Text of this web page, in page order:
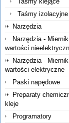
Taśmy izolacyjne
Narzędzia
Narzędzia - Mierniki
wartości
Narzędzia - Mierniki
wartości elektryczne
Paski napędowe
Preparaty
kleje
Programatory